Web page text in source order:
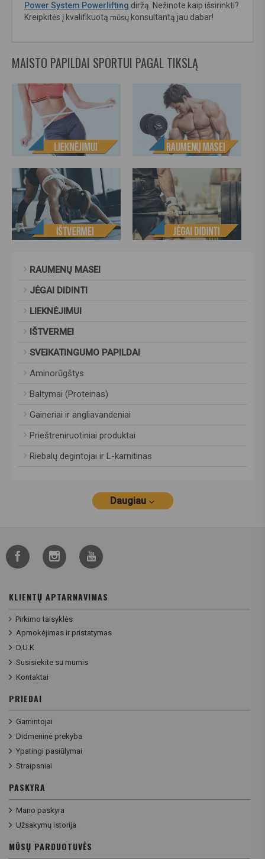
Power System Powerlifting diržą. Nežinote kaip išsirinkti?
Kreipkitės į kvalifikuotą mūsų konsultantą jau dabar!
MAISTO PAPILDAI SPORTUI PAGAL TIKSLĄ
RAUMENŲ MASEI
JĖGAI DIDINTI
LIEKNĖJIMUI
IŠTVERMEI
SVEIKATINGUMO PAPILDAI
Aminorūgštys
Baltymai (Proteinas)
Gaineriai ir angliavandeniai
Prieštreniruotiniai produktai
Riebalų degintojai ir L-karnitinas
Daugiau
KLIENTŲ APTARNAVIMAS
Pirkimo taisyklės
Apmokėjimas ir pristatymas
D.U.K
Susisiekite su mumis
Kontaktai
PRIEDAI
Gamintojai
Didmeninė prekyba
Ypatingi pasiūlymai
Straipsniai
PASKYRA
Mano paskyra
Užsakymų istorija
MŪSŲ PARDUOTUVĖS